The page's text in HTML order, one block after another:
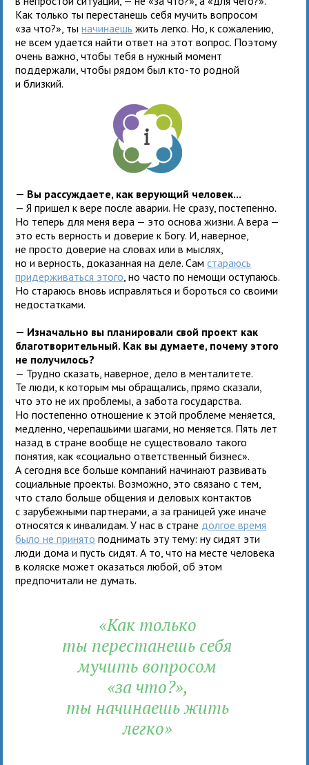
Как только ты перестанешь себя мучить вопросом
«за что?», тыначинаешь жить легко. Но, к сожалению,
не всем удается найти ответ на этот вопрос. Поэтому
очень важно, чтобы тебя в нужный момент
поддержали, чтобы рядом был кто-то родной
и близкий.
— Вы рассуждаете, как верующий человек...
— Я пришел к вере после аварии. Не сразу, постепенно.
Но теперь для меня вера — это основа жизни. А вера —
это есть верность и доверие к Богу. И, наверное,
не просто доверие на словах или в мыслях,
но и верность, доказанная на деле. Самстараюсь
придерживаться этого , но часто по немощи оступаюсь.
Но стараюсь вновь исправляться и бороться со своими
недостатками.
— Изначально вы планировали свой проект как
благотворительный. Как вы думаете, почему этого
не получилось?
— Трудно сказать, наверное, дело в менталитете.
Те люди, к которым мы обращались, прямо сказали,
что это не их проблемы, а забота государства.
Но постепенно отношение к этой проблеме меняется,
медленно, черепашьими шагами, но меняется. Пять лет
назад в стране вообще не существовало такого
понятия, как «социально ответственный бизнес».
А сегодня все больше компаний начинают развивать
социальные проекты. Возможно, это связано с тем,
что стало больше общения и деловых контактов
с зарубежными партнерами, а за границей уже иначе
относятся к инвалидам. У нас в стране долгое время
было не принято поднимать эту тему: ну сидят эти
люди дома и пусть сидят. А то, что на месте человека
в коляске может оказаться любой, об этом
предпочитали не думать.
«Как только
ты перестанешь себя
мучить вопросом
«за что?»,
ты начинаешь жить
легко»